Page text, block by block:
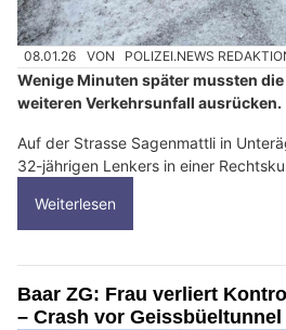
08.01.26 VON POLIZEI.NEWS
Wenige Minuten später mussten
weiteren Verkehrsunfall ausrücken.
Auf der Strasse Sagenmattli in
32-jährigen Lenkers in einer
Weiterlesen
Baar ZG: Frau verliert
– Crash vor Geissbüeltunnel